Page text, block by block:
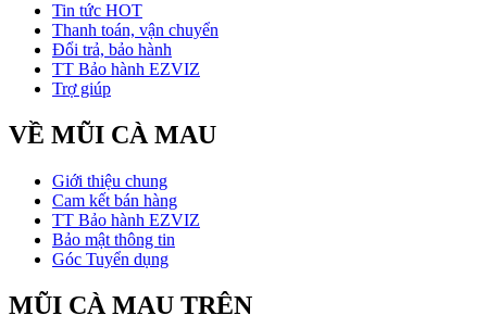
Tin tức HOT
Thanh toán, vận chuyển
Đổi trả, bảo hành
TT Bảo hành EZVIZ
Trợ giúp
VỀ MŨI CÀ MAU
Giới thiệu chung
Cam kết bán hàng
TT Bảo hành EZVIZ
Bảo mật thông tin
Góc Tuyển dụng
MŨI CÀ MAU TRÊN